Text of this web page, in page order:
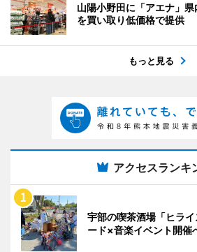
山陽小野田に「アエナ」
を買い取り低価格で提供
もっと見る
アクセスランキ
宇部の喫茶酒場「ヒラ
ード×音楽イベント開催